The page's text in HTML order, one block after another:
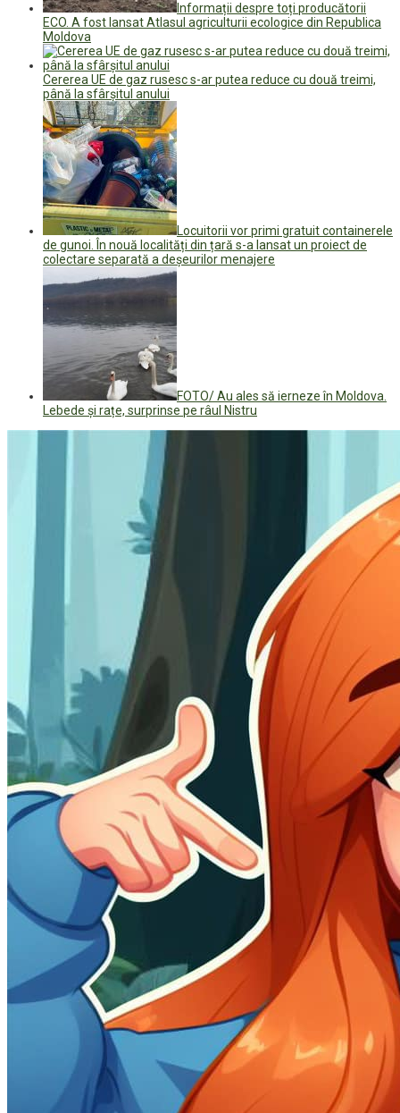
Informații despre toți producătorii
ECO. A fost lansat Atlasul agriculturii ecologice din Republica
Moldova
Cererea UE de gaz rusesc s-ar putea reduce cu două treimi,
până la sfârșitul anului
Locuitorii vor primi gratuit containerele
de gunoi. În nouă localități din țară s-a lansat un proiect de
colectare separată a deșeurilor menajere
FOTO/ Au ales să ierneze în Moldova.
Lebede și rațe, surprinse pe râul Nistru